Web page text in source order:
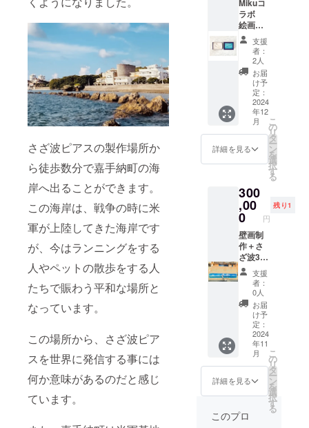
さざ波ピアスの製作場所か
ら徒歩数分で嘉手納町の海
岸へ出ることができます。
この海岸は、戦争の時に米
軍が上陸してきた海岸です
が、今はランニングをする
人やペットの散歩をする人
たちで賑わう平和な場所と
なっています。
この場所から、さざ波ピア
スを世界に発信する事には
何か意味があるのだと感じ
ています。
024/08/
20/1319
40 ・
Blogに
記載し
ても良
いお名
前や
ニック
ネーム
を備考
欄にご
記載く
ださ
手書き
の作品
です。
すべて
一点も
のの台
紙で
す。 お
なじ波
がひと
つとし
て無い
よう
に、ピ
均一で
はあり
ませ
ん。 写
真はイ
メージ
サンプ
ルで
す。 お
およそ
のサイ
ズ。 長
さ５セ
ンチ(ピ
アス
フック
含む)。
幅1.2セ
フック
には金
ラボ
絵画
BOX1点
＋3連錫
ピアス1
セット
嘉手納
の海を
見て
育った
嘉手納
町出身
のアー
ティス
トMiku
ボした
作品で
す。 さ
ざ波ピ
アス(イ
ヤリン
グも可)
を納め
るBOX
に嘉手
納の海
を描き
まし
た。
BOX自
体が絵
画作品
となっ
ていま
す。 ピ
アスの
サイズ
支援
者：
2人
お届
け予
定：
2024
年12
月
詳細を見る
こ
の
リ
タ
ー
ン
を
選
択
す
る
300
,00
0 円
残り1
壁画制
作＋さ
ざ波3連
ピアス1
セット
(イヤリ
ングも
画制作
場所は
沖縄本
島内に
限りま
す。 さ
ざ波錫
ピアス
の台紙
提供や
支援
者：
0人
お届
け予
定：
2024
年11
月
詳細を見る
こ
の
リ
タ
ー
ン
を
選
択
す
る
このプロ